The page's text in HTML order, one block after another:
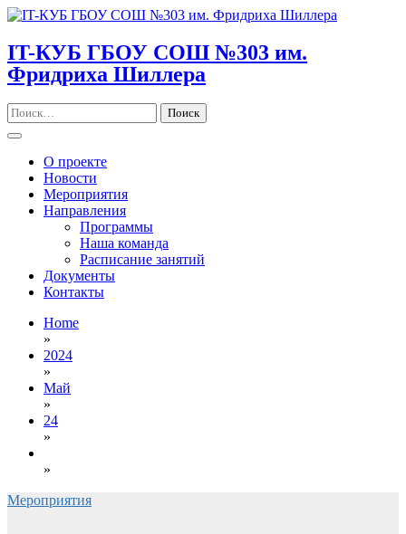
Skip
content
IT-КУБ ГБОУ СОШ №303 им.
Фридриха Шиллера
Найти:
О проекте
Новости
Мероприятия
Направления
Программы
Наша команда
Расписание занятий
Документы
Контакты
Home
»
2024
»
Май
»
24
»
»
Мероприятия